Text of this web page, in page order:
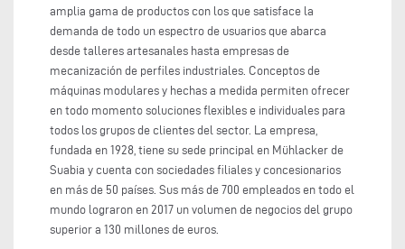
amplia gama de productos con los que satisface la
demanda de todo un espectro de usuarios que abarca
desde talleres artesanales hasta empresas de
mecanización de perfiles industriales. Conceptos de
máquinas modulares y hechas a medida permiten ofrecer
en todo momento soluciones flexibles e individuales para
todos los grupos de clientes del sector. La empresa,
fundada en 1928, tiene su sede principal en Mühlacker de
Suabia y cuenta con sociedades filiales y concesionarios
en más de 50 países. Sus más de 700 empleados en todo el
mundo lograron en 2017 un volumen de negocios del grupo
superior a 130 millones de euros.